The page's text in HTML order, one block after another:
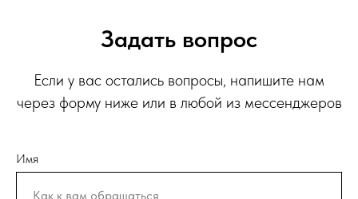
Задать вопрос
Если у вас остались вопросы, напишите нам
через форму ниже или в любой из мессенджеров
Имя